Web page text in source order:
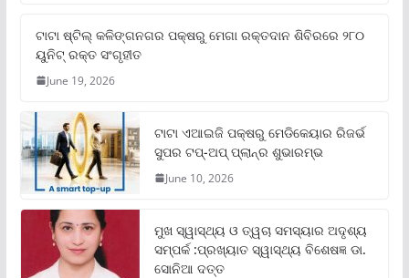
ଟାଟା ଷ୍ଟିଲ୍‌ କଳିଙ୍ଗନଗର ପକ୍ଷରୁ ମେଗା ରକ୍ତଦାନ ଶିବିରରେ ୨୮୦
ୟୁନିଟ୍‌ ରକ୍ତ ସଂଗୃହୀତ
June 19, 2026
ଟାଟା ଏଆଇଜି ପକ୍ଷରୁ ମେଡିକେୟାର ରିଜର୍ଭ
ସୁପର ଟପ୍‌-ଅପ୍ ପ୍ଲାନ୍‌ର ଶୁଭାରମ୍ଭ
June 10, 2026
ମୁଖ ସ୍ୱାସ୍ଥ୍ୟ ଓ ତ୍ୱଚା ସମସ୍ୟାର ଅଦୃଶ୍ୟ
ସମ୍ପର୍କ :ପ୍ରଖ୍ୟାତ ସ୍ୱାସ୍ଥ୍ୟ ବିଶେଷଜ୍ଞ ଡା.
ସୋନିଆ ଦତ୍ତ